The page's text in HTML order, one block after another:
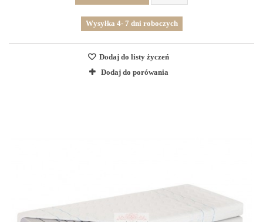
Wysyłka 4- 7 dni roboczych
Dodaj do listy życzeń
Dodaj do porówania